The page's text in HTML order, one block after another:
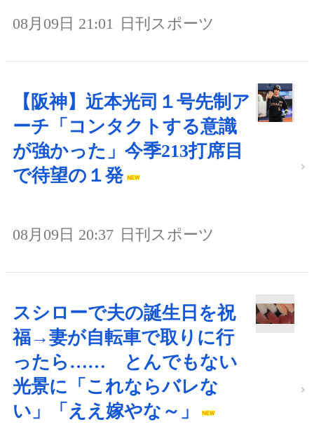
08月09日 21:01 日刊スポーツ
【阪神】近本光司１号先制ア
ーチ「コンタクトする意識
が強かった」今季213打席目
で待望の１発
08月09日 20:37 日刊スポーツ
スシローで夫の誕生日を祝
福→妻が自転車で取りに行
ったら…… とんでもない
光景に「これならバレな
い」「ええ嫁やな～」